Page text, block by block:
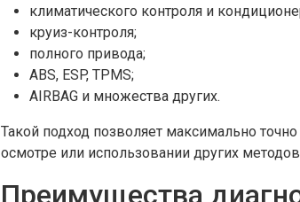
климатического контроля и
круиз-контроля;
полного привода;
ABS, ESP, TPMS;
AIRBAG и множества других.
Такой подход позволяет максимально
осмотре или использовании других
Преимущества